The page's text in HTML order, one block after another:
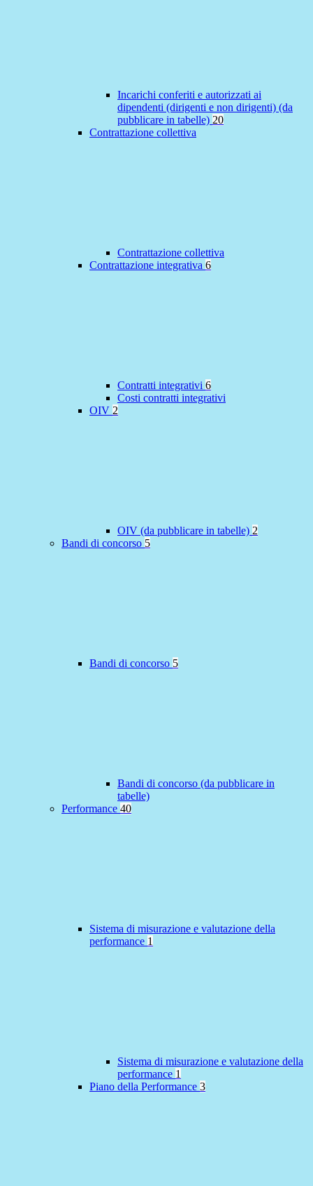
Incarichi conferiti e autorizzati ai
dipendenti (dirigenti e non dirigenti) (da
pubblicare in tabelle) 20
Contrattazione collettiva
Contrattazione collettiva
Contrattazione integrativa 6
Contratti integrativi 6
Costi contratti integrativi
OIV 2
OIV (da pubblicare in tabelle) 2
Bandi di concorso 5
Bandi di concorso 5
Bandi di concorso (da pubblicare in
tabelle)
Performance 40
Sistema di misurazione e valutazione della
performance 1
Sistema di misurazione e valutazione della
performance 1
Piano della Performance 3